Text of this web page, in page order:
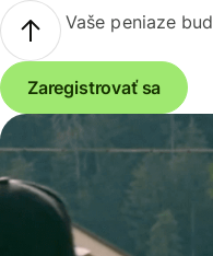
Vaše peniaze
Zaregistrovať sa